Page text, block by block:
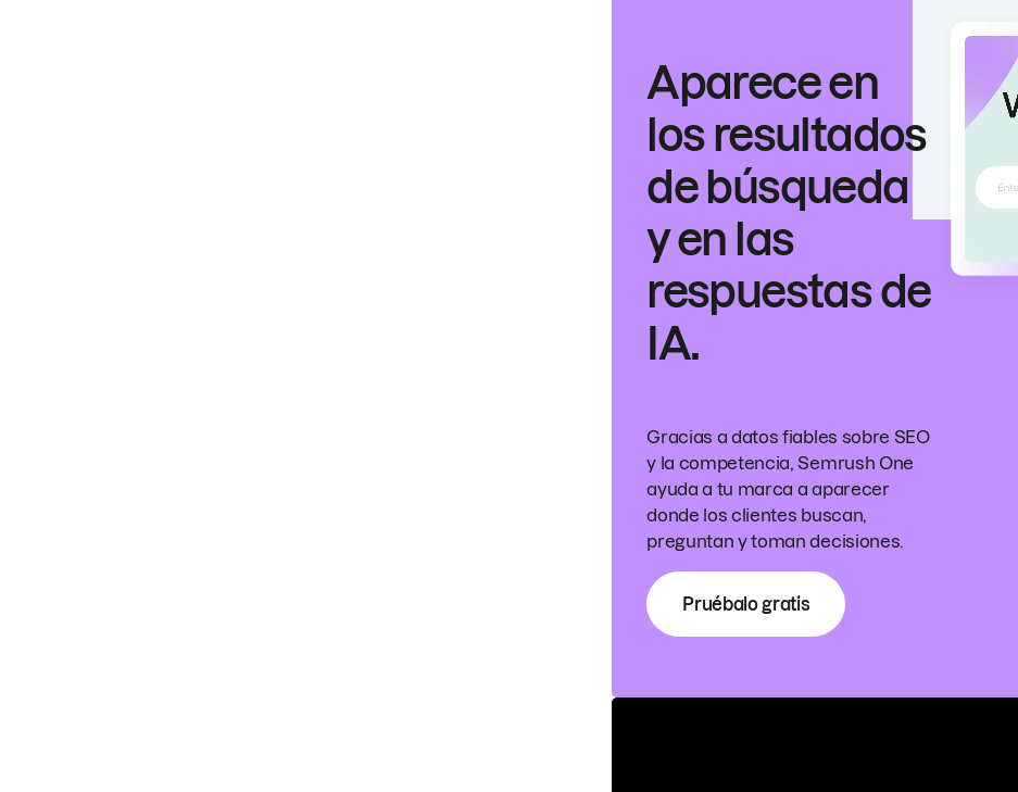
Aparece en
los resultados
de búsqueda
y en las
respuestas de
IA.
Gracias a datos fiables sobre SEO
y la competencia, Semrush One
ayuda a tu marca a aparecer
donde los clientes buscan,
preguntan y toman decisiones.
Pruébalo gratis